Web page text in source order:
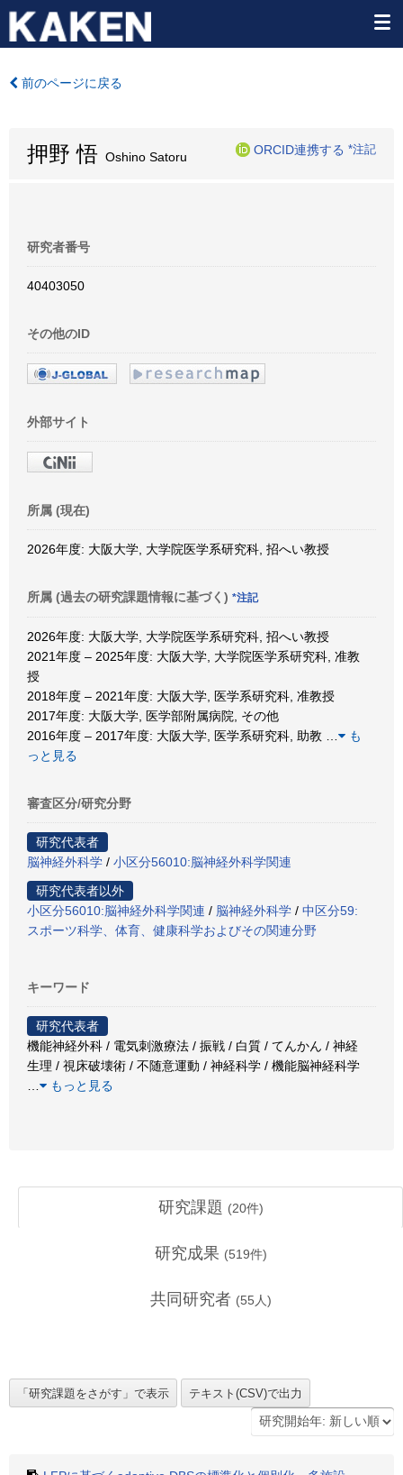
前のページに戻る
押野 悟 Oshino Satoru
ORCID連携する *注記
研究者番号
40403050
その他のID
外部サイト
所属 (現在)
2026年度: 大阪大学, 大学院医学系研究科, 招へい教授
所属 (過去の研究課題情報に基づく) *注記
2026年度: 大阪大学, 大学院医学系研究科, 招へい教授
2021年度 – 2025年度: 大阪大学, 大学院医学系研究科, 准教
授
2018年度 – 2021年度: 大阪大学, 医学系研究科, 准教授
2017年度: 大阪大学, 医学部附属病院, その他
2016年度 – 2017年度: 大阪大学, 医学系研究科, 助教
も
っと見る
審査区分/研究分野
研究代表者
脳神経外科学 / 小区分56010:脳神経外科学関連
研究代表者以外
小区分56010:脳神経外科学関連 / 脳神経外科学 / 中区分59:
スポーツ科学、体育、健康科学およびその関連分野
キーワード
研究代表者
機能神経外科 / 電気刺激療法 / 振戦 / 白質 / てんかん / 神経
生理 / 視床破壊術 / 不随意運動 / 神経科学 / 機能脳神経科学
もっと見る
研究課題 (20件)
研究成果 (519件)
共同研究者 (55 人)